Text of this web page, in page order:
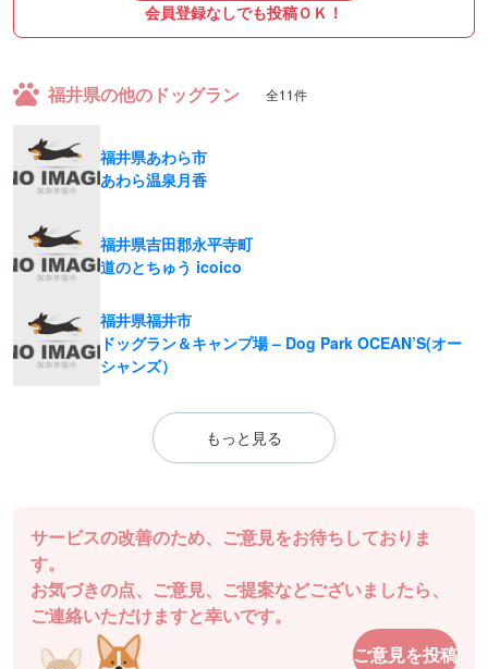
会員登録なしでも投稿ＯＫ！
福井県の他のドッグラン 全11件
福井県あわら市
あわら温泉月香
福井県吉田郡永平寺町
道のとちゅう icoico
福井県福井市
ドッグラン＆キャンプ場 – Dog Park OCEAN’S(オー
シャンズ）
もっと見る
サービスの改善のため、ご意見をお待ちしておりま
す。
お気づきの点、ご意見、ご提案などございましたら、
ご連絡いただけますと幸いです。
ご意見を投稿